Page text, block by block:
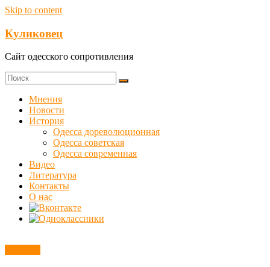
Skip to content
Куликовец
Сайт одесского сопротивления
Мнения
Новости
История
Одесса дореволюционная
Одесса советская
Одесса современная
Видео
Литература
Контакты
О нас